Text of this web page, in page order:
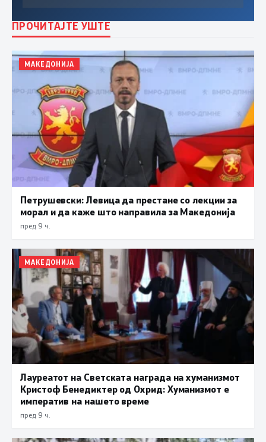
ПРОЧИТАЈТЕ УШТЕ
МАКЕДОНИЈА
Петрушевски: Левица да престане со лекции за
морал и да каже што направила за Македонија
пред 9 ч.
МАКЕДОНИЈА
Лауреатот на Светската награда на хуманизмот
Кристоф Бенедиктер од Охрид: Хуманизмот е
императив на нашето време
пред 9 ч.